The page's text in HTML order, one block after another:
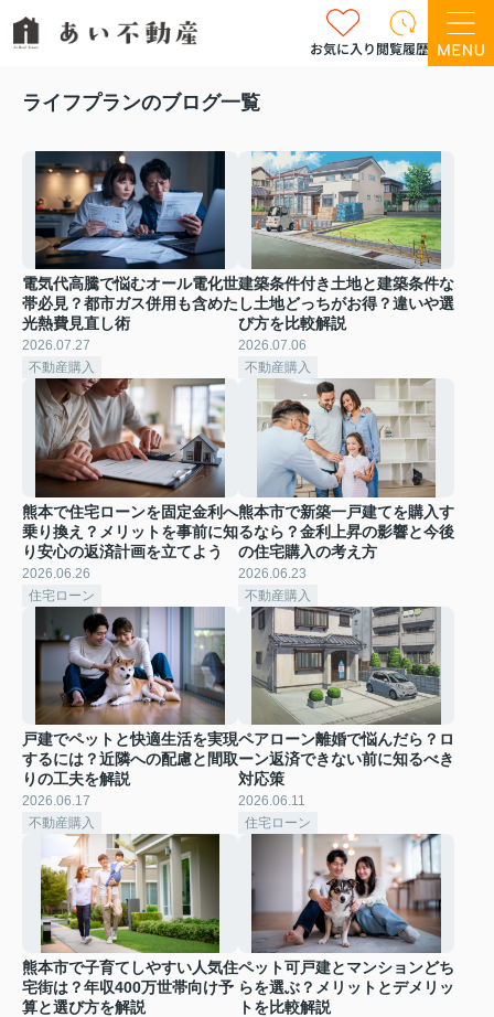
お気に入り閲覧履歴
ライフプランのブログ一覧
電気代高騰で悩むオール電化世
帯必見？都市ガス併用も含めた
光熱費見直し術
2026.07.27
不動産購入
建築条件付き土地と建築条件な
し土地どっちがお得？違いや選
び方を比較解説
2026.07.06
不動産購入
熊本で住宅ローンを固定金利へ
乗り換え？メリットを事前に知
り安心の返済計画を立てよう
2026.06.26
住宅ローン
熊本市で新築一戸建てを購入す
るなら？金利上昇の影響と今後
の住宅購入の考え方
2026.06.23
不動産購入
戸建でペットと快適生活を実現
するには？近隣への配慮と間取
りの工夫を解説
2026.06.17
不動産購入
ペアローン離婚で悩んだら？ロ
ーン返済できない前に知るべき
対応策
2026.06.11
住宅ローン
熊本市で子育てしやすい人気住
宅街は？年収400万世帯向け予
算と選び方を解説
ペット可戸建とマンションどち
らを選ぶ？メリットとデメリッ
トを比較解説